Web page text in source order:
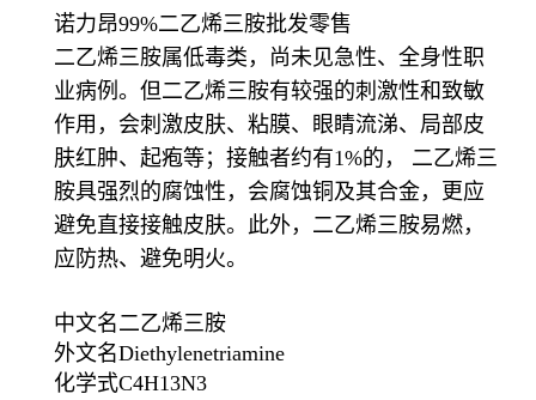
诺力昂99%二乙烯三胺批发零售
二乙烯三胺属低毒类，尚未见急性、全身性职
业病例。但二乙烯三胺有较强的刺激性和致敏
作用，会刺激皮肤、粘膜、眼睛流涕、局部皮
肤红肿、起疱等；接触者约有1%的， 二乙烯三
胺具强烈的腐蚀性，会腐蚀铜及其合金，更应
避免直接接触皮肤。此外，二乙烯三胺易燃，
应防热、避免明火。
中文名二乙烯三胺
外文名Diethylenetriamine
化学式C4H13N3